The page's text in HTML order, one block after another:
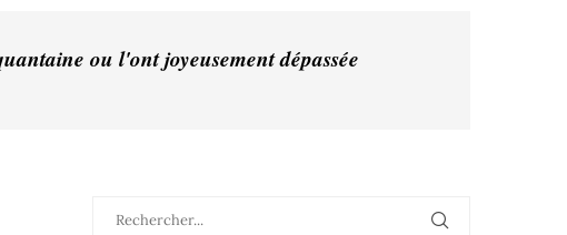
ou l'ont joyeusement dépassée